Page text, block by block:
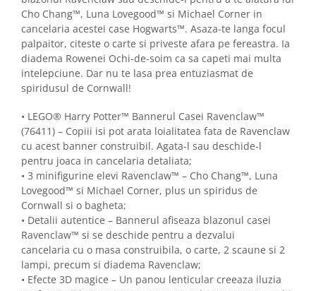
Cho Chang™, Luna Lovegood™ si Michael Corner in
cancelaria acestei case Hogwarts™. Asaza-te langa focul
palpaitor, citeste o carte si priveste afara pe fereastra. Ia
diadema Rowenei Ochi-de-soim ca sa capeti mai multa
intelepciune. Dar nu te lasa prea entuziasmat de
spiridusul de Cornwall!
• LEGO® Harry Potter™ Bannerul Casei Ravenclaw™
(76411) – Copiii isi pot arata loialitatea fata de Ravenclaw
cu acest banner construibil. Agata-l sau deschide-l
pentru joaca in cancelaria detaliata;
• 3 minifigurine elevi Ravenclaw™ – Cho Chang™, Luna
Lovegood™ si Michael Corner, plus un spiridus de
Cornwall si o bagheta;
• Detalii autentice – Bannerul afiseaza blazonul casei
Ravenclaw™ si se deschide pentru a dezvalui
cancelaria cu o masa construibila, o carte, 2 scaune si 2
lampi, precum si diadema Ravenclaw;
• Efecte 3D magice – Un panou lenticular creeaza iluzia